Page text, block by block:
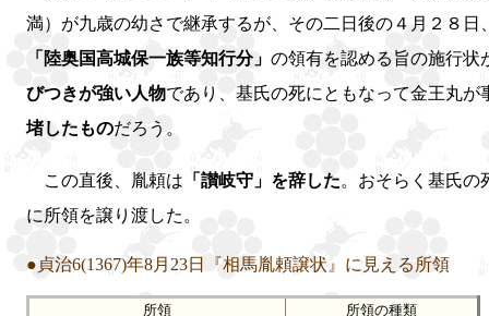
満）が九歳の幼さで継承するが、その二日後の４月２８日
「陸奥国高城保一族等知行分」 の領有を認める旨の施行状
びつきが強い人物であり、基氏の死にともなって金王丸
堵したものだろう。
この直後、胤頼は 「讃岐守」を辞した。おそらく基氏の
に所領を譲り渡した。
●貞治6(1367)年8月23日『相馬胤頼譲状』に見える所領
所領 所領の種類